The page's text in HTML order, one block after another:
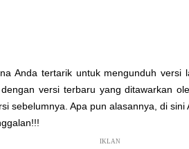
Anda tertarik untuk mengunduh
versi terbaru yang ditawarkan
sebelumnya. Apa pun alasannya, di
IKLAN